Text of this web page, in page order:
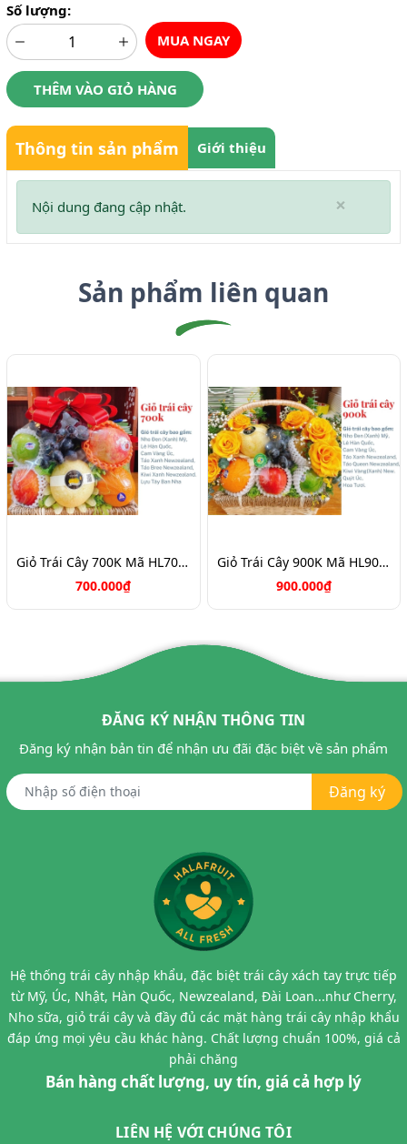
Số lượng:
MUA NGAY
THÊM VÀO GIỎ HÀNG
Thông tin sản phẩm Giới thiệu
×
Nội dung đang cập nhật.
Sản phẩm liên quan
Giỏ Trái Cây 700K Mã HL7088
700.000₫
Giỏ Trái Cây 900K Mã HL9031
900.000₫
ĐĂNG KÝ NHẬN THÔNG TIN
Đăng ký nhận bản tin để nhận ưu đãi đặc biệt về sản phẩm
Đăng ký
Hệ thống trái cây nhập khẩu, đặc biệt trái cây xách tay trực tiếp
từ Mỹ, Úc, Nhật, Hàn Quốc, Newzealand, Đài Loan...như Cherry,
Nho sữa, giỏ trái cây và đầy đủ các mặt hàng trái cây nhập khẩu
đáp ứng mọi yêu cầu khác hàng. Chất lượng chuẩn 100%, giá cả
phải chăng
Bán hàng chất lượng, uy tín, giá cả hợp lý
LIÊN HỆ VỚI CHÚNG TÔI